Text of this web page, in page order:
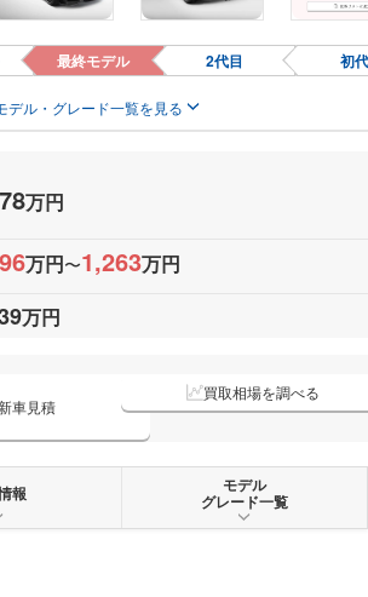
最終モデル 2代目 初代
デル・グレード一覧を見る
万円
万円〜1,263万円
万円
車見積
買取相場を調べる
報 モデル
グレード一覧